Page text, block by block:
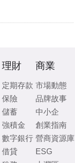
理財
定期存款
保險
儲蓄
強積金
數字銀行
借貸
商業
市場動態
品牌故事
中小企
創業指南
營商資源庫
ESG